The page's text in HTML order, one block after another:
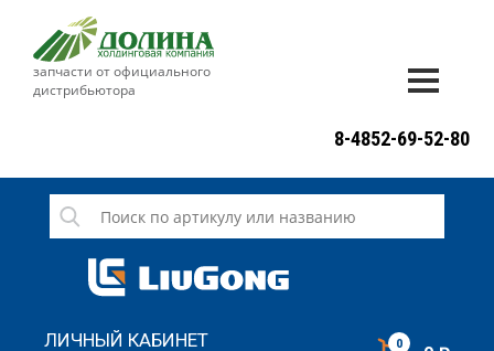
запчасти от официального
дистрибьютора
СЕРВИС
НОВОСТИ
8-4852-69-52-80
ЛИЧНЫЙ КАБИНЕТ 0